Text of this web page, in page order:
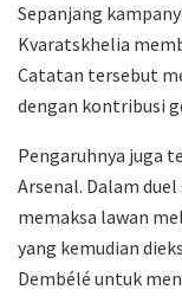
Sepanjang
Kvaratskhelia
Catatan tersebut
dengan kontribusi
Pengaruhnya juga
Arsenal. Dalam
memaksa lawan
yang kemudian
Dembélé untuk